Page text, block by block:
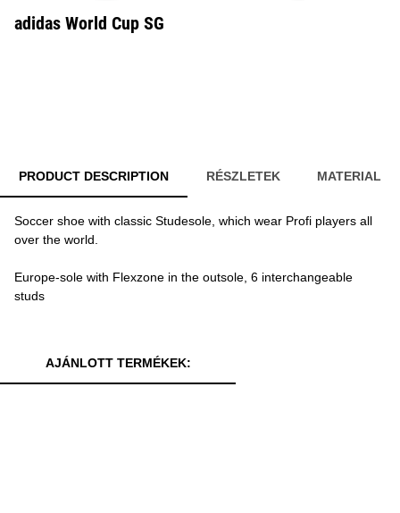
adidas World Cup SG
PRODUCT DESCRIPTION RÉSZLETEK MATERIAL
Soccer shoe with classic Studesole, which wear Profi players all
over the world.
Europe-sole with Flexzone in the outsole, 6 interchangeable
studs
AJÁNLOTT TERMÉKEK: